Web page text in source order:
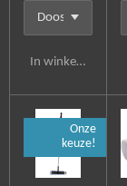
In winkelwagen
Onze
keuze!